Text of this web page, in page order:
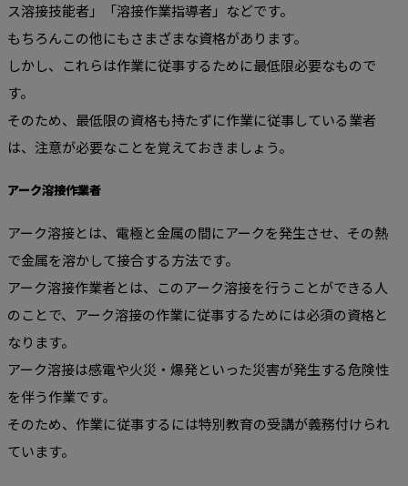
ス溶接技能者」「溶接作業指導者」などです。
もちろんこの他にもさまざまな資格があります。
しかし、これらは作業に従事するために最低限必要なもので
す。
そのため、最低限の資格も持たずに作業に従事している業者
は、注意が必要なことを覚えておきましょう。
アーク溶接作業者
アーク溶接とは、電極と金属の間にアークを発生させ、その熱
で金属を溶かして接合する方法です。
アーク溶接作業者とは、このアーク溶接を行うことができる人
のことで、アーク溶接の作業に従事するためには必須の資格と
なります。
アーク溶接は感電や火災・爆発といった災害が発生する危険性
を伴う作業です。
そのため、作業に従事するには特別教育の受講が義務付けられ
ています。